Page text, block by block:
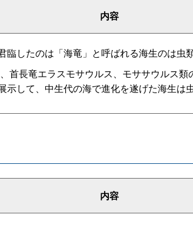
内容
したのは「海竜」と呼ばれる海生のは虫類
首長竜エラスモサウルス、モササウルス
示して、中生代の海で進化を遂げた海生は
内容